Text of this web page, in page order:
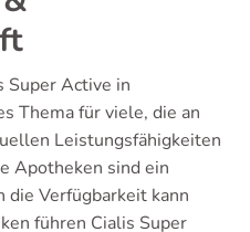
Super Active in
Thema für viele, die an
Leistungsfähigkeiten
Apotheken sind ein
Verfügbarkeit kann
führen Cialis Super